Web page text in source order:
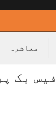
معاشرہ
بک